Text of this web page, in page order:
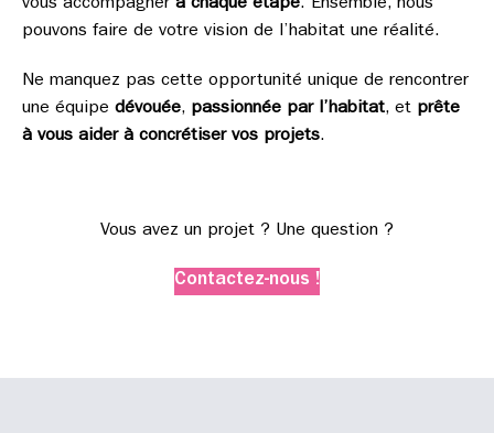
vous accompagner à chaque étape. Ensemble, nous
pouvons faire de votre vision de l’habitat une réalité.
Ne manquez pas cette opportunité unique de rencontrer
une équipe dévouée, passionnée par l’habitat, et prête
à vous aider à concrétiser vos projets.
Vous avez un projet ? Une question ?
Contactez-nous !